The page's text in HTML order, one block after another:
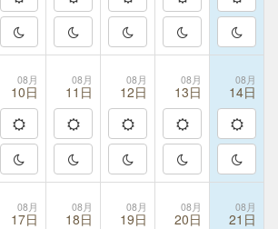
08月
10日
08月
11日
08月
12日
08月
13日
08月
14日
08月
17日
08月
18日
08月
19日
08月
20日
08月
21日